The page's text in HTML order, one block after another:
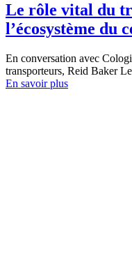
Le rôle vital du
l’écosystème du
En conversation avec
transporteurs, Reid Baker
En savoir plus